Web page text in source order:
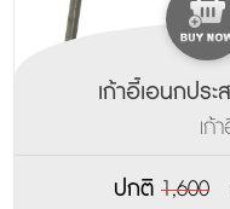
เก้าอี้เอนกประ
เก้
ปกติ 1,600